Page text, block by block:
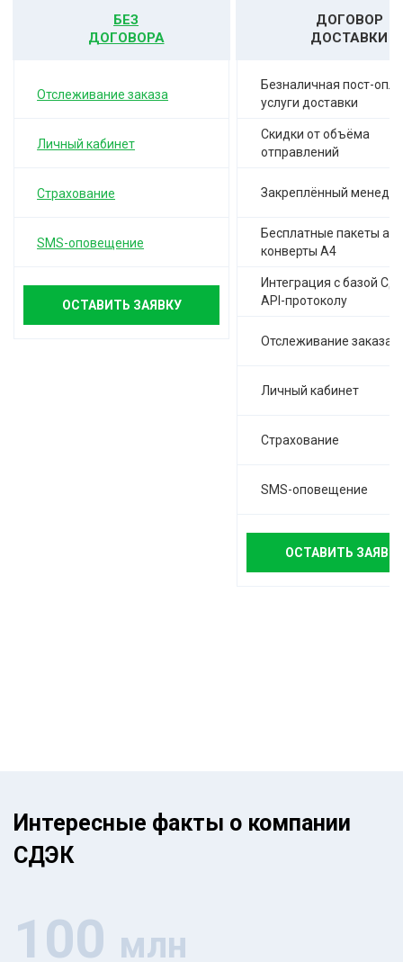
БЕЗ
ДОГОВОРА
Отслеживание заказа
Личный кабинет
Страхование
SMS-оповещение
ОСТАВИТЬ ЗАЯВКУ
ДОГОВОР
ДОСТАВКИ
Безналичная пост-
услуги доставки
Скидки от объёма
отправлений
Закреплённый
Бесплатные пакеты а-
конверты А4
Интеграция с базой
API-протоколу
Отслеживание заказа
Личный кабинет
Страхование
SMS-оповещение
ОСТАВИТЬ
Интересные факты о компании
СДЭК
100 млн